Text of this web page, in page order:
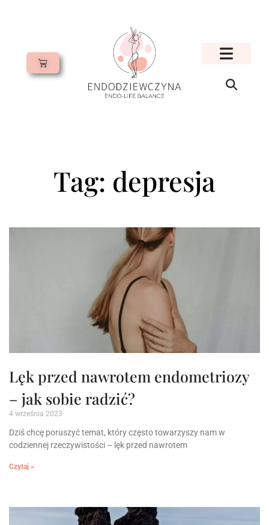
Tag: depresja
Lęk przed nawrotem endometriozy
– jak sobie radzić?
4 września 2023
Dziś chcę poruszyć temat, który często towarzyszy nam w
codziennej rzeczywistości – lęk przed nawrotem
Czytaj »